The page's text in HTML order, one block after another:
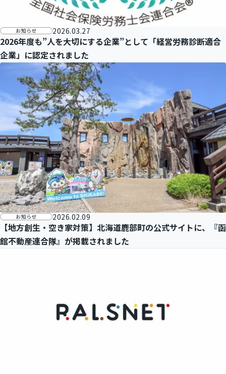
2026年度も”人を大切にする企業”として「経営労務診断適合
企業」に認定されました
お知らせ 2026.03.27
【地方創生・空き家対策】北海道鹿部町の公式サイトに、『函
館不動産連合隊』が掲載されました
お知らせ 2026.02.09